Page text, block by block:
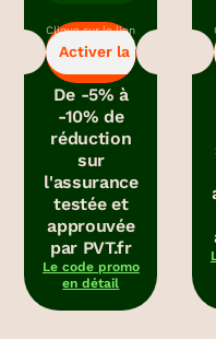
Activer la promo
-5%
Clique sur le lien
pour bénéficier
De -5% à
-10% de
réduction
sur
l'assurance
testée et
approuvée
par PVT.fr
Le code promo
en détail